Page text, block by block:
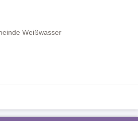
Weißwasser